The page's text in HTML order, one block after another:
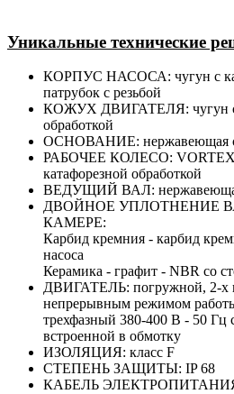
Уникальные технические
КОРПУС НАСОСА: чугун с
патрубок с резьбой
КОЖУХ ДВИГАТЕЛЯ: чугун с
обработкой
ОСНОВАНИЕ: нержавеющая
РАБОЧЕЕ КОЛЕСО: VORTEX
катафорезной обработкой
ВЕДУЩИЙ ВАЛ: нержавеющая
ДВОЙНОЕ УПЛОТНЕНИЕ
КАМЕРЕ:
Карбид кремния - карбид
насоса
Керамика - графит - NBR со
ДВИГАТЕЛЬ: погружной, 2-х
непрерывным режимом
трехфазный 380-400 В - 50 Гц
встроенной в обмотку
ИЗОЛЯЦИЯ: класс F
СТЕПЕНЬ ЗАЩИТЫ: IP 68
КАБЕЛЬ